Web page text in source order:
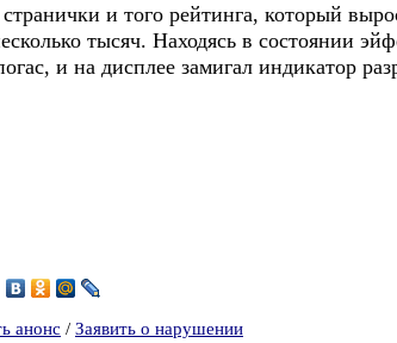
и того рейтинга, который
тысяч. Находясь в состоянии
и на дисплее замигал индикатор
анонс / Заявить о нарушении